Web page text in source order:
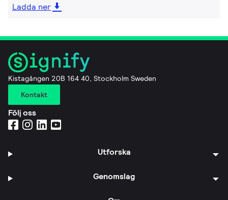
Ladda ner
Kistagången 20B 164 40, Stockholm Sweden
Kontakt
Följ oss
Utforska
Genomslag